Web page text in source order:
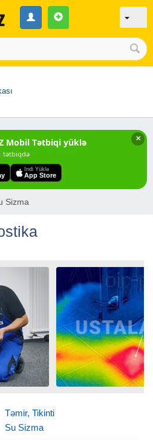
✕
Mobil Tətbiqi yüklə
tətbiqdə
Indi Yüklə
App Store
Sizma
Təmir, Tikinti
Su Sizma